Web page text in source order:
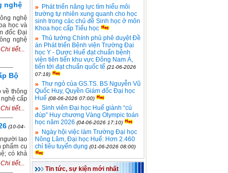
nghệ
nghệ
học và
đốc Đại
nghệ
Chi tiết...
Bộ
về thông
cấp
Chi tiết...
(10-04-
lao
phẩm cụ
có khả
Chi tiết...
Phát triển năng lực tìm hiểu môi
trường tự nhiên xung quanh cho học
sinh trong các chủ đề Sinh học ở môn
Khoa học cấp Tiểu học
Thủ tướng Chính phủ phê duyệt Đề
án Phát triển Bệnh viện Trường Đại
học Y - Dược Huế đạt chuẩn bệnh
viện tiên tiến khu vực Đông Nam Á,
tiến tới đạt chuẩn quốc tế (21-06-2026
07:18)
Thư ngỏ của GS.TS. BS Nguyễn Vũ
Quốc Huy, Quyền Giám đốc Đại học
Huế (08-06-2026 07:00)
Sinh viên Đại học Huế giành “cú
đúp” Huy chương Vàng Olympic toán
học năm 2026 (04-06-2026 17:10)
Ngày hội việc làm Trường Đại học
Nông Lâm, Đại học Huế: Hơn 2.460
chỉ tiêu tuyển dụng (01-06-2026 08:00)
Tin tức, sự kiện mới nhất